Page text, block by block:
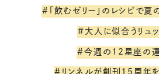
#「飲むゼリー」のレシピで夏
#大人に似合うリュ
#今週の12星座の運
#リンネルが創刊15周年を